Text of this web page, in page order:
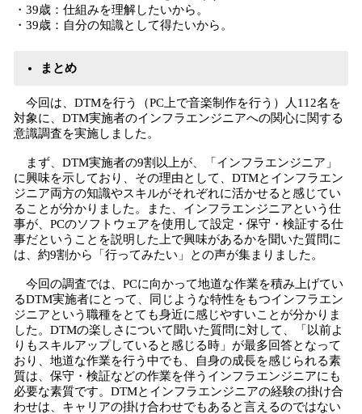
・39歳：仕組みを理解したいから。
・39歳：自分の知識として得たいから。
まとめ
今回は、DTMを行う（PC上で音楽制作を行う）人112名を
対象に、DTM実施者のインフラエンジニアへの関心に関する
意識調査を実施しました。
まず、DTM実施者の9割以上が、「インフラエンジニア」
に興味を示しており、その理由として、DTMとインフラエン
ジニア両方の知識やスキルがそれぞれに活かせると感じてい
ることが分かりました。また、インフラエンジニアという仕
事が、PCのソフトウェアを使用して設定・保守・検証する仕
事だということを説明した上で興味があるかを聞いた質問に
は、約9割から「行ってみたい」との声が集まりました。
今回の調査では、PCに向かって地道な作業を積み上げてい
るDTM実施者にとって、同じような特性をもつインフラエン
ジニアという職種をとても身近に感じやすいことが分かりま
した。DTMの楽しさについて聞いた質問に対して、「以前よ
りもスキルアップしていると感じる時」が最多回答となって
おり、地道な作業を行う中でも、自身の成長を感じられる素
質は、保守・検証などの作業を伴うインフラエンジニアにも
必要な素質です。DTMとインフラエンジニアの経験の掛け合
わせは、キャリアの掛け合わせでもあると言えるのではない